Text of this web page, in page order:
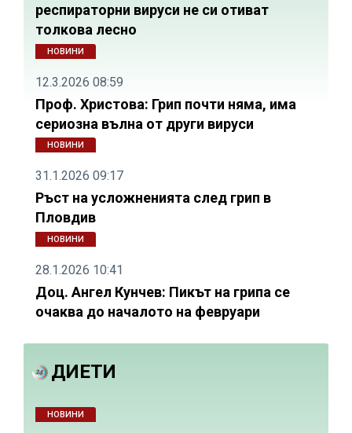
респираторни вируси не си отиват
толкова лесно
НОВИНИ
12.3.2026 08:59
Проф. Христова: Грип почти няма, има
сериозна вълна от други вируси
НОВИНИ
31.1.2026 09:17
Ръст на усложненията след грип в
Пловдив
НОВИНИ
28.1.2026 10:41
Доц. Ангел Кунчев: Пикът на грипа се
очаква до началото на февруари
ДИЕТИ
НОВИНИ